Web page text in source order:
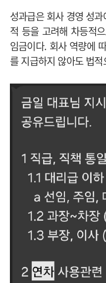
성과급은 회사 경영 성
적 등을 고려해 차등적
임금이다. 회사 역량에
를 지급하지 않아도 법